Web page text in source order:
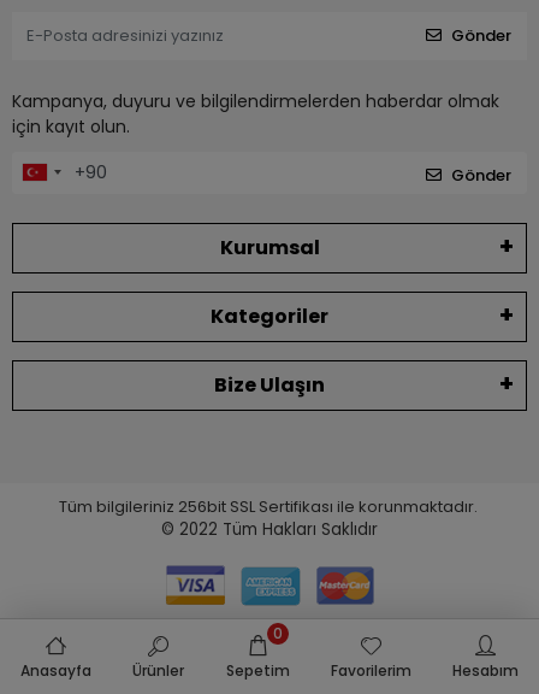
Gönder
Kampanya, duyuru ve bilgilendirmelerden haberdar olmak
için kayıt olun.
Gönder
Kurumsal
Kategoriler
Bize Ulaşın
Tüm bilgileriniz 256bit SSL Sertifikası ile korunmaktadır.
© 2022 Tüm Hakları Saklıdır
Anasayfa Ürünler Sepetim
0
Favorilerim
Hesabım